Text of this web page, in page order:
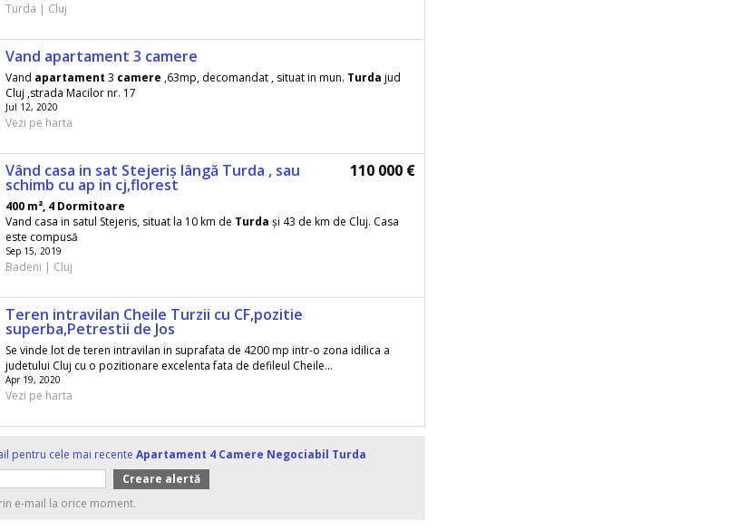
Turda | Cluj
Vand apartament 3 camere
Vand apartament 3 camere ,63mp, decomandat , situat in mun. Turda jud
Cluj ,strada Macilor nr. 17
Jul 12, 2020
Vezi pe harta
Vând casa in sat Stejeriș lângă Turda , sau
schimb cu ap in cj,florest
110 000 €
400 m², 4 Dormitoare
Vand casa in satul Stejeris, situat la 10 km de Turda și 43 de km de Cluj. Casa
este compusă
Sep 15, 2019
Badeni | Cluj
Teren intravilan Cheile Turzii cu CF,pozitie
superba,Petrestii de Jos
Se vinde lot de teren intravilan in suprafata de 4200 mp intr-o zona idilica a
judetului Cluj cu o pozitionare excelenta fata de defileul Cheile...
Apr 19, 2020
Vezi pe harta
pentru cele mai recente Apartament 4 Camere Negociabil Turda
e-mail la orice moment.